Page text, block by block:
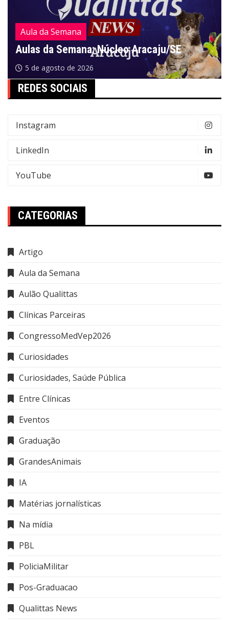
Aula da Semana
Aulas da Semana: Núcleo Aracaju/SE
5 de agosto de 2026
REDES SOCIAIS
Instagram
LinkedIn
YouTube
CATEGORIAS
Artigo
Aula da Semana
Aulão Qualittas
Clínicas Parceiras
CongressoMedVep2026
Curiosidades
Curiosidades, Saúde Pública
Entre Clínicas
Eventos
Graduação
GrandesAnimais
IA
Matérias jornalísticas
Na mídia
PBL
PoliciaMilitar
Pos-Graduacao
Qualittas News